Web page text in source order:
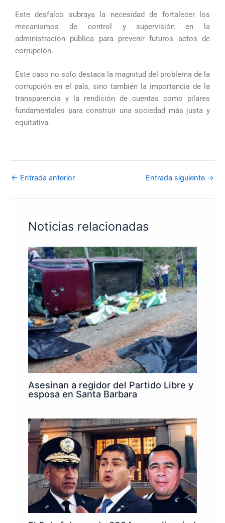
Este desfalco subraya la necesidad de fortalecer los
mecanismos de control y supervisión en la
administración pública para prevenir futuros actos de
corrupción.
Este caso no solo destaca la magnitud del problema de la
corrupción en el país, sino también la importancia de la
transparencia y la rendición de cuentas como pilares
fundamentales para construir una sociedad más justa y
equitativa.
← Entrada anterior Entrada siguiente →
Noticias relacionadas
Asesinan a regidor del Partido Libre y
esposa en Santa Barbara